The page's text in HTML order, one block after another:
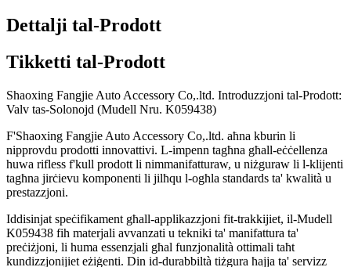
Dettalji tal-Prodott
Tikketti tal-Prodott
Shaoxing Fangjie Auto Accessory Co,.ltd. Introduzzjoni tal-Prodott:
Valv tas-Solonojd (Mudell Nru. K059438)
F'Shaoxing Fangjie Auto Accessory Co,.ltd. aħna kburin li
nipprovdu prodotti innovattivi. L-impenn tagħna għall-eċċellenza
huwa rifless f'kull prodott li nimmanifatturaw, u niżguraw li l-klijenti
tagħna jirċievu komponenti li jilħqu l-ogħla standards ta' kwalità u
prestazzjoni.
Iddisinjat speċifikament għall-applikazzjoni fit-trakkijiet, il-Mudell
K059438 fih materjali avvanzati u tekniki ta' manifattura ta'
preċiżjoni, li huma essenzjali għal funzjonalità ottimali taħt
kundizzjonijiet eżiġenti. Din id-durabbiltà tiżgura ħajja ta' servizz